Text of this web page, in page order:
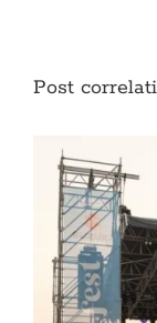
Post correlati